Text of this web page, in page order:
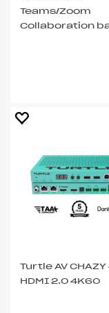
Teams/Zoom
Collaboration
Turtle AV CHAZY
HDMI 2.0 4K60